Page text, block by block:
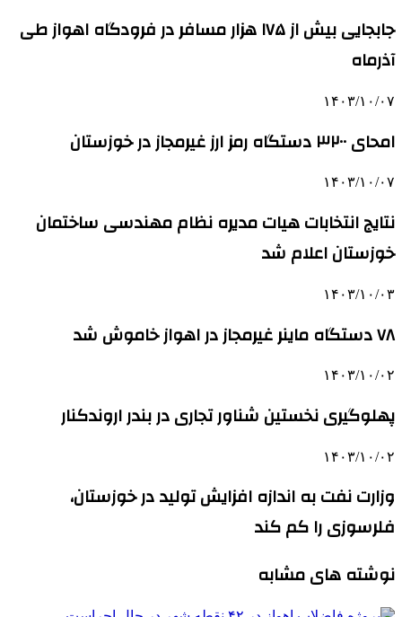
جابجایی بیش از ۱۷۵ هزار مسافر در فرودگاه اهواز طی
آذرماه
۱۴۰۳/۱۰/۰۷
امحای ۳۲۰۰ دستگاه رمز ارز غیرمجاز در خوزستان
۱۴۰۳/۱۰/۰۷
نتایج انتخابات هیات مدیره نظام مهندسی ساختمان
خوزستان اعلام شد
۱۴۰۳/۱۰/۰۳
۷۸ دستگاه ماینر غیرمجاز در اهواز خاموش شد
۱۴۰۳/۱۰/۰۲
پهلوگیری نخستین شناور تجاری در بندر اروندکنار
۱۴۰۳/۱۰/۰۲
وزارت نفت به اندازه افزایش تولید در خوزستان،
فلرسوزی را کم کند
نوشته های مشابه